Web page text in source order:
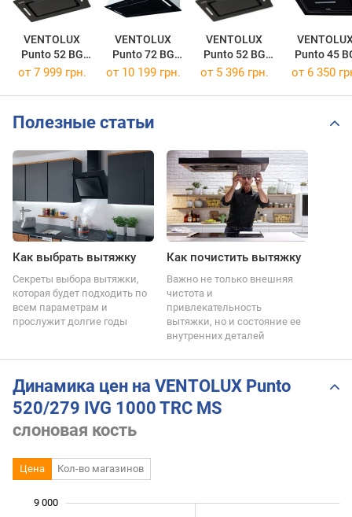
VENTOLUX
Punto 52 BG
1000 TC MS
VENTOLUX
Punto 72 BG
1200 TC MS
VENTOLUX
Punto 52 BG
700 TC MS
Punto 45
800 TC
от 7 999 грн. от 10 199 грн. от 5 396 грн. от 6 350
Полезные статьи
Как выбрать вытяжку
Секреты выбора вытяжки,
которая будет подходить по
всем параметрам и
прослужит долгие годы
Как почистить вытяжку
Важно не только внешняя
чистота и
привлекательность
вытяжки, но и состояние ее
внутренних деталей
Динамика цен на VENTOLUX Punto
520/279 IVG 1000 TRC MS
слоновая кость
Цена Кол-во магазинов
9 000